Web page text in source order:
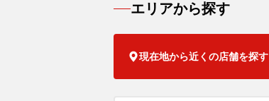
エリアから探す
現在地から近くの店舗を探す